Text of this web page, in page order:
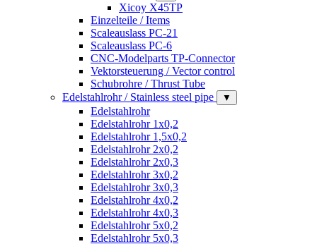
Xicoy X45TP
Einzelteile / Items
Scaleauslass PC-21
Scaleauslass PC-6
CNC-Modelparts TP-Connector
Vektorsteuerung / Vector control
Schubrohre / Thrust Tube
Edelstahlrohr / Stainless steel pipe
▼
Edelstahlrohr
Edelstahlrohr 1x0,2
Edelstahlrohr 1,5x0,2
Edelstahlrohr 2x0,2
Edelstahlrohr 2x0,3
Edelstahlrohr 3x0,2
Edelstahlrohr 3x0,3
Edelstahlrohr 4x0,2
Edelstahlrohr 4x0,3
Edelstahlrohr 5x0,2
Edelstahlrohr 5x0,3